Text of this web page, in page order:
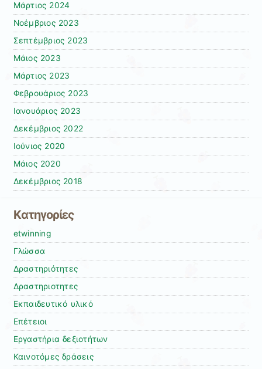
Μάρτιος 2024
Νοέμβριος 2023
Σεπτέμβριος 2023
Μάιος 2023
Μάρτιος 2023
Φεβρουάριος 2023
Ιανουάριος 2023
Δεκέμβριος 2022
Ιούνιος 2020
Μάιος 2020
Δεκέμβριος 2018
Kατηγορίες
etwinning
Γλώσσα
Δραστηριότητες
Δραστηριοτητες
Εκπαιδευτικό υλικό
Επέτειοι
Εργαστήρια δεξιοτήτων
Καινοτόμες δράσεις